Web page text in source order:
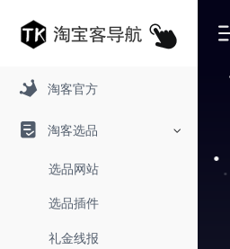
淘客官方
淘客选品
选品网站
选品插件
礼金线报